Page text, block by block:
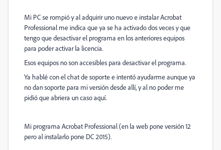
Mi PC se rompió y al adquirir uno nuevo e instalar Acrobat
Professional me indica que ya se ha activado dos veces y que
tengo que desactivar el programa en los anteriores equipos
para poder activar la licencia.
Esos equipos no son accesibles para desactivar el programa.
Ya hablé con el chat de soporte e intentó ayudarme aunque ya
no dan soporte para mi versión desde allí, y al no poder me
pidió que abriera un caso aquí.
Mi programa Acrobat Professional (en la web pone versión 12
pero al instalarlo pone DC 2015).